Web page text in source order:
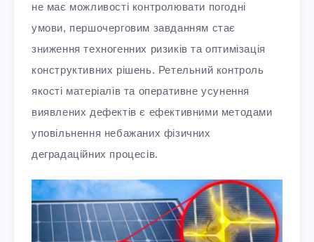
не має можливості контролювати погодні
умови, першочерговим завданням стає
зниження техногенних ризиків та оптимізація
конструктивних рішень. Ретельний контроль
якості матеріалів та оперативне усунення
виявлених дефектів є ефективними методами
уповільнення небажаних фізичних
деградаційних процесів.